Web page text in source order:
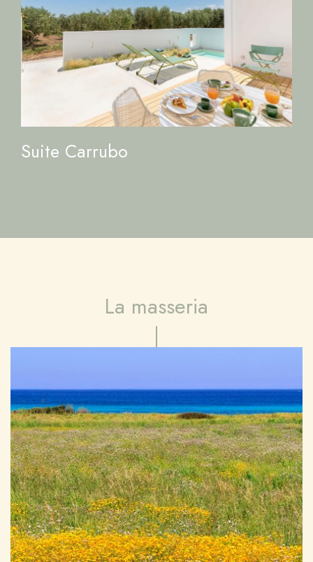
Suite Carrubo
La masseria